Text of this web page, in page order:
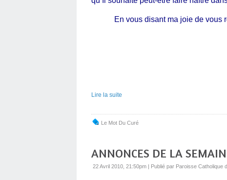
En vous disant ma joie de vous
Lire la suite
Le Mot Du Curé
ANNONCES DE LA
22 Avril 2010, 21:50pm | Publié par Paroisse Catholique